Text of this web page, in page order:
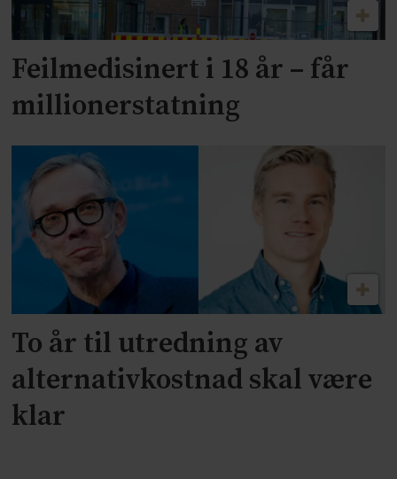
Feilmedisinert i 18 år – får
millionerstatning
To år til utredning av
alternativkostnad skal være
klar